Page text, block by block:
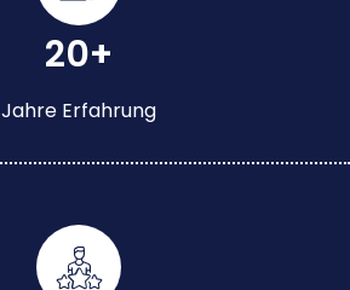
20+
Jahre Erfahrung